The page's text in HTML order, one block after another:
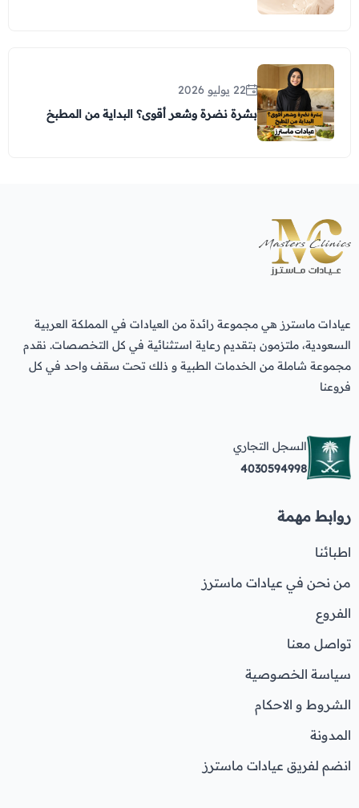
22 يوليو 2026
بشرة نضرة وشعر أقوى؟ البداية من المطبخ
عيادات ماسترز هي مجموعة رائدة من العيادات في المملكة العربية
السعودية، ملتزمون بتقديم رعاية استثنائية في كل التخصصات. نقدم
مجموعة شاملة من الخدمات الطبية و ذلك تحت سقف واحد في كل
فروعنا
السجل التجاري
4030594998
روابط مهمة
اطبائنا
من نحن في عيادات ماسترز
الفروع
تواصل معنا
سياسة الخصوصية
الشروط و الاحكام
المدونة
انضم لفريق عيادات ماسترز